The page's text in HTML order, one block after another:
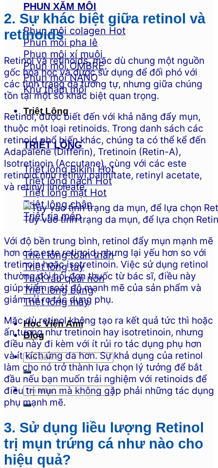
PHUN XĂM MÔI
Phun môi colagen
Phun môi pha lê
Phun môi xí muội
Phun môi OMBRE
Phun môi NANO
Khử thâm môi
Triệt Lông
TRIỆT LÔNG
Triệt lông Bikini
Triệt lông nách
Triệt lông mặt
Triệt lông chân
Triệt ria mép
Triệt lông toàn thân
Triệt lông tay
Triệt râu quai nón
Triệt lông bụng
Triệt lông mày
Học Viện Ami
Blog
2. Sự khác biệt giữa retinol và
retinoids
Retinol và retinoids, mặc dù chung một nguồn
gốc hóa học và được sử dụng để đối phó với
các tình trạng da tương tự, nhưng giữa chúng
tồn tại một số khác biệt quan trọng.
Retinol, được biết đến với khả năng đẩy mụn,
thuộc một loại retinoids. Trong danh sách các
retinoid phổ biến khác, chúng ta có thể kể đến
Adapalene (Differin), Tretinoin (Retin-A),
Isotretinoin (Accutane), cùng với các este
retinoid như retinyl palmitate, retinyl acetate,
và retinyl linoleate.
Tùy vào tình trạng da mụn, để lựa chọn
Với độ bền trung bình, retinol đẩy mụn mạnh mẽ
hơn các este retinoid, nhưng lại yếu hơn so với
tretinoin hoặc isotretinoin. Việc sử dụng retinol
thường đòi hỏi đơn thuốc từ bác sĩ, điều này
giúp kiểm soát độ mạnh mẽ của sản phẩm và
giảm rủi ro tác dụng phụ.
Mặc dù retinol không tạo ra kết quả tức thì hoặc
ấn tượng như tretinoin hay isotretinoin, nhưng
điều này đi kèm với ít rủi ro tác dụng phụ hơn
và ít kích ứng da hơn. Sự khả dụng của retinol
làm cho nó trở thành lựa chọn lý tưởng để bắt
đầu nếu bạn muốn trải nghiệm với retinoids để
điều trị mụn mà không gặp phải những tác dụng
phụ mạnh mẽ.
3. Sử dụng liều lượng Retinol
trị mụn trứng cá như nào cho
hiệu quả?